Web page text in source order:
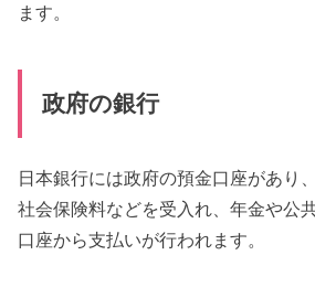
ます。
政府の銀行
日本銀行には政府の預金口座があり
社会保険料などを受入れ、年金や公
口座から支払いが行われます。